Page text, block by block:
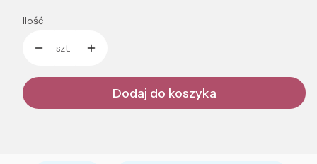
Ilość
szt.
Dodaj do koszyka